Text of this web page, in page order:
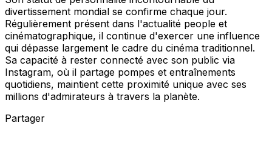
divertissement mondial se confirme chaque jour.
Régulièrement présent dans l'actualité people et
cinématographique, il continue d'exercer une influence
qui dépasse largement le cadre du cinéma traditionnel.
Sa capacité à rester connecté avec son public via
Instagram, où il partage pompes et entraînements
quotidiens, maintient cette proximité unique avec ses
millions d'admirateurs à travers la planète.
Partager